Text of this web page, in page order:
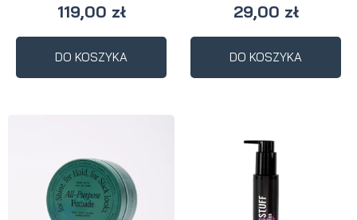
119,00 zł
DO KOSZYKA
29,00 zł
DO KOSZYKA